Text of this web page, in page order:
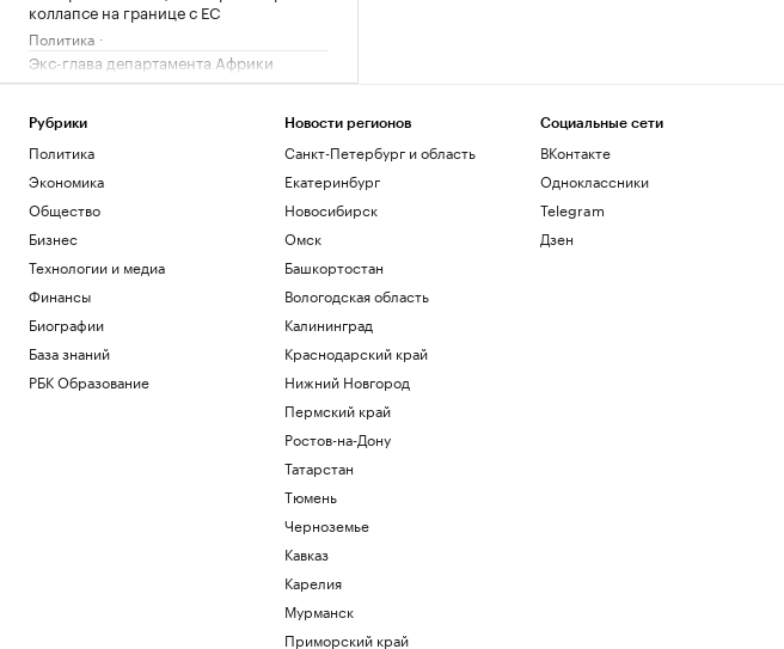
коллапсе на границе с ЕС
Политика
Экс-глава департамента Африки
российского МИДа умер на 72-м году
Общество
Bloomberg узнал о росте импорта
нефти Китаем
Пентагон опубликовал 16 новых видео
с неопознанными летающими
объектами
Общество
станет лидером
Технологии и медиа
Porsche SE призвал Volkswagen
Рубрики
Политика
Экономика
Общество
Бизнес
Технологии и медиа
Финансы
Биографии
База знаний
РБК Образование
Новости регионов
Санкт-Петербург и область
Екатеринбург
Новосибирск
Омск
Башкортостан
Вологодская область
Калининград
Краснодарский край
Нижний Новгород
Пермский край
Ростов-на-Дону
Татарстан
Тюмень
Черноземье
Кавказ
Карелия
Мурманск
Приморский край
Социальные сети
ВКонтакте
Одноклассники
Telegram
Дзен